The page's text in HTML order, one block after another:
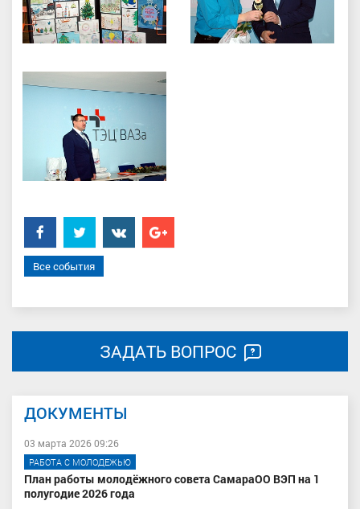
FacebookTwitter���������
Google+
Все события
ЗАДАТЬ ВОПРОС
ДОКУМЕНТЫ
03 марта 2026 09:26
РАБОТА С МОЛОДЕЖЬЮ
План работы молодёжного совета СамараОО ВЭП на 1
полугодие 2026 года